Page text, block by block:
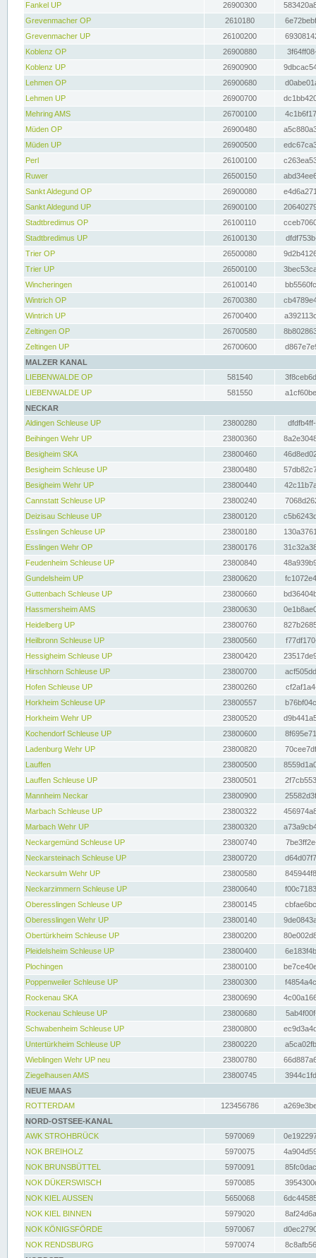
Fankel UP
26900300
Grevenmacher OP
2610180
Grevenmacher UP
26100200
Koblenz OP
26900880
Koblenz UP
26900900
Lehmen OP
26900680
Lehmen UP
26900700
Mehring AMS
26700100
Müden OP
26900480
Müden UP
26900500
Perl
26100100
Ruwer
26500150
Sankt Aldegund OP
26900080
Sankt Aldegund UP
26900100
Stadtbredimus OP
26100110
Stadtbredimus UP
26100130
Trier OP
26500080
Trier UP
26500100
Wincheringen
26100140
Wintrich OP
26700380
Wintrich UP
26700400
Zeltingen OP
26700580
Zeltingen UP
26700600
MALZER KANAL
LIEBENWALDE OP
581540
LIEBENWALDE UP
581550
NECKAR
Aldingen Schleuse UP
23800280
Beihingen Wehr UP
23800360
Besigheim SKA
23800460
Besigheim Schleuse UP
23800480
Besigheim Wehr UP
23800440
Cannstatt Schleuse UP
23800240
Deizisau Schleuse UP
23800120
Esslingen Schleuse UP
23800180
Esslingen Wehr OP
23800176
Feudenheim Schleuse UP
23800840
Gundelsheim UP
23800620
Guttenbach Schleuse UP
23800660
Hassmersheim AMS
23800630
Heidelberg UP
23800760
Heilbronn Schleuse UP
23800560
Hessigheim Schleuse UP
23800420
Hirschhorn Schleuse UP
23800700
Hofen Schleuse UP
23800260
Horkheim Schleuse UP
23800557
Horkheim Wehr UP
23800520
Kochendorf Schleuse UP
23800600
Ladenburg Wehr UP
23800820
Lauffen
23800500
Lauffen Schleuse UP
23800501
Mannheim Neckar
23800900
Marbach Schleuse UP
23800322
Marbach Wehr UP
23800320
Neckargemünd Schleuse UP
23800740
Neckarsteinach Schleuse UP
23800720
Neckarsulm Wehr UP
23800580
Neckarzimmern Schleuse UP
23800640
Oberesslingen Schleuse UP
23800145
Oberesslingen Wehr UP
23800140
Obertürkheim Schleuse UP
23800200
Pleidelsheim Schleuse UP
23800400
Plochingen
23800100
Poppenweiler Schleuse UP
23800300
Rockenau SKA
23800690
Rockenau Schleuse UP
23800680
Schwabenheim Schleuse UP
23800800
Untertürkheim Schleuse UP
23800220
Wieblingen Wehr UP neu
23800780
Ziegelhausen AMS
23800745
NEUE MAAS
ROTTERDAM
123456786
NORD-OSTSEE-KANAL
AWK STROHBRÜCK
5970069
NOK BREIHOLZ
5970075
NOK BRUNSBÜTTEL
5970091
NOK DÜKERSWISCH
5970085
NOK KIEL AUSSEN
5650068
NOK KIEL BINNEN
5979020
NOK KÖNIGSFÖRDE
5970067
NOK RENDSBURG
5970074